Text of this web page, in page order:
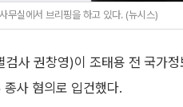
실에서 브리핑을 하고 있다. (뉴시스)
사 권창영)이 조태용 전 국가
사 혐의로 입건했다.